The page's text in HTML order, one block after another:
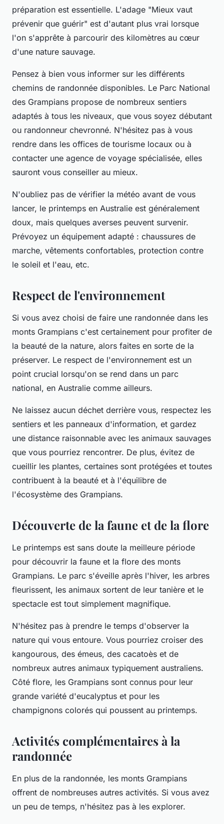
préparation est essentielle. L'adage "Mieux vaut
prévenir que guérir" est d'autant plus vrai lorsque
l'on s'apprête à parcourir des kilomètres au cœur
d'une nature sauvage.
Pensez à bien vous informer sur les différents
chemins de randonnée disponibles. Le Parc National
des Grampians propose de nombreux sentiers
adaptés à tous les niveaux, que vous soyez débutant
ou randonneur chevronné. N'hésitez pas à vous
rendre dans les offices de tourisme locaux ou à
contacter une agence de voyage spécialisée, elles
sauront vous conseiller au mieux.
N'oubliez pas de vérifier la météo avant de vous
lancer, le printemps en Australie est généralement
doux, mais quelques averses peuvent survenir.
Prévoyez un équipement adapté : chaussures de
marche, vêtements confortables, protection contre
le soleil et l'eau, etc.
Respect de l'environnement
Si vous avez choisi de faire une randonnée dans les
monts Grampians c'est certainement pour profiter de
la beauté de la nature, alors faites en sorte de la
préserver. Le respect de l'environnement est un
point crucial lorsqu'on se rend dans un parc
national, en Australie comme ailleurs.
Ne laissez aucun déchet derrière vous, respectez les
sentiers et les panneaux d'information, et gardez
une distance raisonnable avec les animaux sauvages
que vous pourriez rencontrer. De plus, évitez de
cueillir les plantes, certaines sont protégées et toutes
contribuent à la beauté et à l'équilibre de
l'écosystème des Grampians.
Découverte de la faune et de la flore
Le printemps est sans doute la meilleure période
pour découvrir la faune et la flore des monts
Grampians. Le parc s'éveille après l'hiver, les arbres
fleurissent, les animaux sortent de leur tanière et le
spectacle est tout simplement magnifique.
N'hésitez pas à prendre le temps d'observer la
nature qui vous entoure. Vous pourriez croiser des
kangourous, des émeus, des cacatoès et de
nombreux autres animaux typiquement australiens.
Côté flore, les Grampians sont connus pour leur
grande variété d'eucalyptus et pour les
champignons colorés qui poussent au printemps.
Activités complémentaires à la
randonnée
En plus de la randonnée, les monts Grampians
offrent de nombreuses autres activités. Si vous avez
un peu de temps, n'hésitez pas à les explorer.